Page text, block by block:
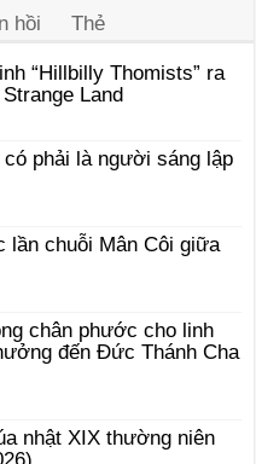
hồi Thẻ
“Hillbilly Thomists” ra
Land
phải là người sáng lập
lần chuỗi Mân Côi giữa
chân phước cho linh
đến Đức Thánh Cha
nhật XIX thường niên